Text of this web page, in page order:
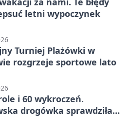
letni wypoczynek
Turniej Plażówki w
rozgrzeje sportowe lato
i 60 wykroczeń.
drogówka sprawdziła